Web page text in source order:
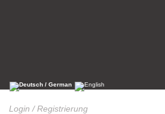
Login / Registrierung